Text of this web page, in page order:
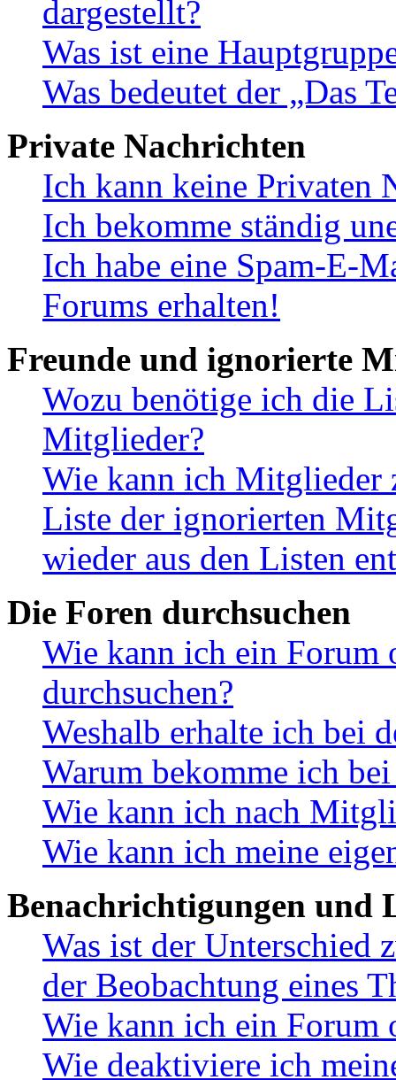
dargestellt?
Was ist eine
Was bedeutet der „Das
Private Nachrichten
Ich kann keine Privaten
Ich bekomme ständig
Ich habe eine Spam-E-
Forums erhalten!
Freunde und ignorierte
Wozu benötige ich die
Mitglieder?
Wie kann ich Mitglieder
Liste der ignorierten
wieder aus den Listen
Die Foren durchsuchen
Wie kann ich ein Forum
durchsuchen?
Weshalb erhalte ich bei
Warum bekomme ich
Wie kann ich nach
Wie kann ich meine
Benachrichtigungen und
Was ist der Unterschied
der Beobachtung eines
Wie kann ich ein Forum
Wie deaktiviere ich